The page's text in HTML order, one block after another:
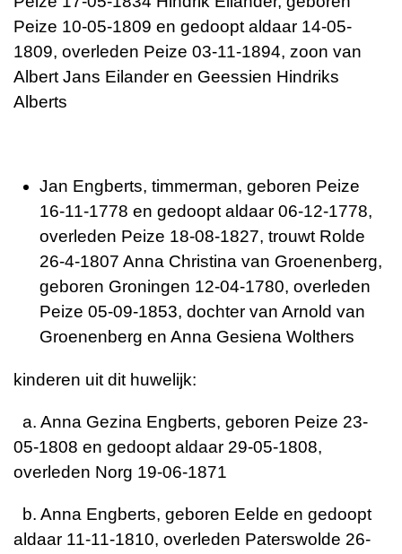
Peize 10-05-1809 en gedoopt aldaar 14-05-
1809, overleden Peize 03-11-1894, zoon van
Albert Jans Eilander en Geessien Hindriks
Alberts
Jan Engberts, timmerman, geboren Peize
16-11-1778 en gedoopt aldaar 06-12-1778,
overleden Peize 18-08-1827, trouwt Rolde
26-4-1807 Anna Christina van Groenenberg,
geboren Groningen 12-04-1780, overleden
Peize 05-09-1853, dochter van Arnold van
Groenenberg en Anna Gesiena Wolthers
kinderen uit dit huwelijk:
a. Anna Gezina Engberts, geboren Peize 23-
05-1808 en gedoopt aldaar 29-05-1808,
overleden Norg 19-06-1871
b. Anna Engberts, geboren Eelde en gedoopt
aldaar 11-11-1810, overleden Paterswolde 26-